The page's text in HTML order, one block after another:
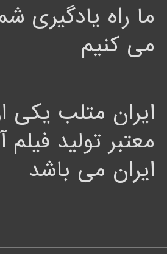
ما راه یادگیری
می کنیم
ایران متلب یکی
معتبر تولید
ایران می باشد